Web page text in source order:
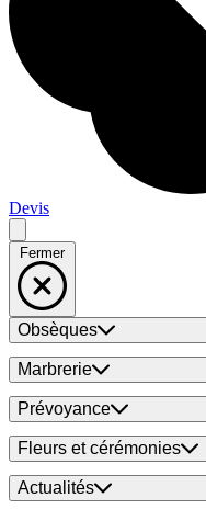
Devis
Fermer
Obsèques
Marbrerie
Prévoyance
Fleurs et cérémonies
Actualités